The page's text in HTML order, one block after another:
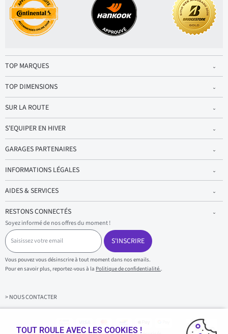
TOP MARQUES
TOP DIMENSIONS
SUR LA ROUTE
S'EQUIPER EN HIVER
GARAGES PARTENAIRES
INFORMATIONS LÉGALES
AIDES & SERVICES
RESTONS CONNECTÉS
Soyez informé de nos offres du moment !
S
a
i
s
i
s
z
v
S'INSCRIRE
Vous pouvez vous désinscrire à tout moment dans nos emails.
Pour en savoir plus, reportez-vous à la Politique de confidentialité..
> NOUS CONTACTER
TOUT ROULE AVEC LES COOKIES !